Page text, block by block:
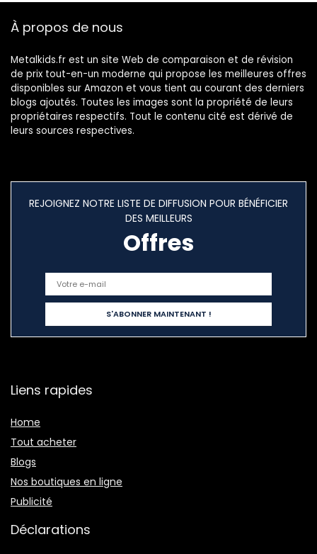
À propos de nous
Metalkids.fr est un site Web de comparaison et de révision
de prix tout-en-un moderne qui propose les meilleures offres
disponibles sur Amazon et vous tient au courant des derniers
blogs ajoutés. Toutes les images sont la propriété de leurs
propriétaires respectifs. Tout le contenu cité est dérivé de
leurs sources respectives.
REJOIGNEZ NOTRE LISTE DE DIFFUSION POUR BÉNÉFICIER
DES MEILLEURS
Offres
Liens rapides
Home
Tout acheter
Blogs
Nos boutiques en ligne
Publicité
Déclarations